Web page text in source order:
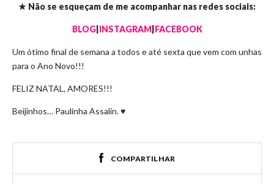
★ Não se esqueçam de me acompanhar nas redes sociais:
BLOG| INSTAGRAM| FACEBOOK
Um ótimo final de semana a todos e até sexta que vem com unhas
para o Ano Novo!!!
FELIZ NATAL, AMORES!!!
Beijinhos… Paulinha Assalin. ♥
COMPARTILHAR